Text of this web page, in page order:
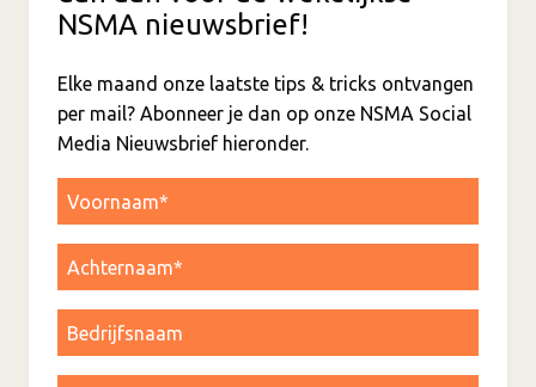
NSMA nieuwsbrief!
Elke maand onze laatste tips & tricks ontvangen
per mail? Abonneer je dan op onze NSMA Social
Media Nieuwsbrief hieronder.